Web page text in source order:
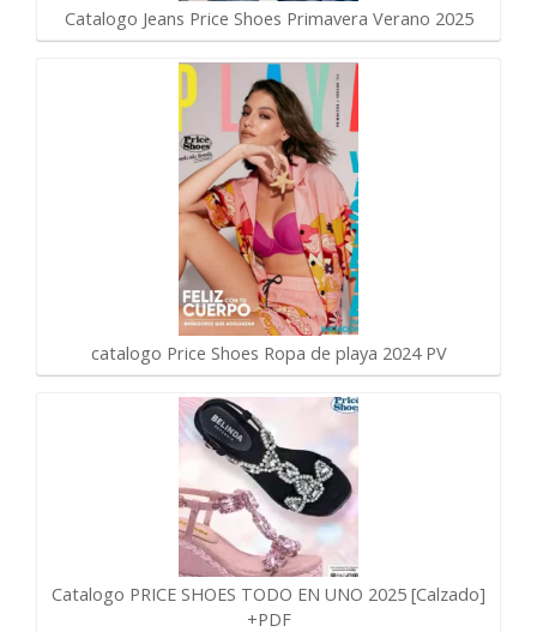
Catalogo Jeans Price Shoes Primavera Verano 2025
catalogo Price Shoes Ropa de playa 2024 PV
Catalogo PRICE SHOES TODO EN UNO 2025 [Calzado]
+PDF